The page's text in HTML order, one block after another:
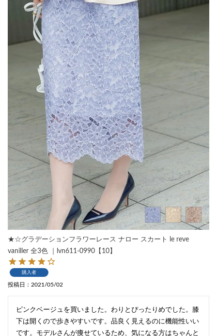
★☆グラデーションフラワーレース ナロー スカート le reve
vaniller 全3色 ｜lvn611-0990【10】
購入者
投稿日 2021/05/02
ピンクベージュを買いました。わりとぴったりめでした。膝
下は開くので歩きやすいです。品良く見えるのに機能性いい
です。モデルさんが痩せているため、気になる方はちゃんと